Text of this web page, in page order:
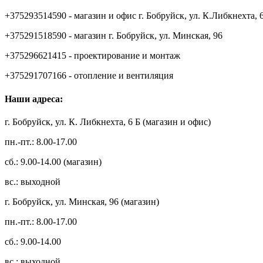
+375293514590 - магазин и офис г. Бобруйск, ул. К.Либкнехта,
+375291518590 - магазин г. Бобруйск, ул. Минская, 96
+375296621415 - проектирование и монтаж
+375291707166 - отопление и вентиляция
Наши адреса:
г. Бобруйск, ул. К. Либкнехта, 6 Б (магазин и офис)
пн.-пт.: 8.00-17.00
сб.: 9.00-14.00 (магазин)
вс.: выходной
г. Бобруйск, ул. Минская, 96 (магазин)
пн.-пт.: 8.00-17.00
сб.: 9.00-14.00